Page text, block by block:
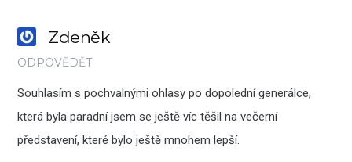
Zdeněk
ODPOVĚDĚT
Souhlasím s pochvalnými ohlasy po dopolední generálce,
která byla paradní jsem se ještě víc těšil na večerní
představení, které bylo ještě mnohem lepší.